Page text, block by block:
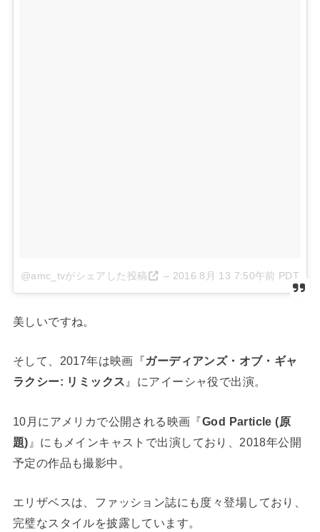
@amc_tvがシェアした投稿 – 2016 8月 13 7:50午前 PDT
美しいですね。
そして、2017年は映画『ガーディアンズ・オブ・ギャ
ラクシー: リミックス 』にアイーシャ役で出演。
10月にアメリカで公開される映画『God Particle (原
題) 』にもメインキャストで出演しており、2018年公開
予定の作品も撮影中。
エリザベスは、ファッション誌にも度々登場しており、
完璧なスタイルを披露しています。